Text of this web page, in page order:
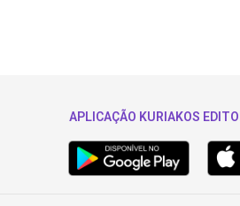
APLICAÇÃO KURIAKOS